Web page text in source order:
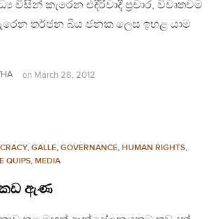
විසින් කැරෙන එදිරිවාදී ප්‍රචාර, විවෘතවම
තර්ජන බිය ජනක ලෙස ඉහළ යාම
on March 28, 2012
, GALLE, GOVERNANCE, HUMAN RIGHTS,
QUIPS, MEDIA
ඇණ